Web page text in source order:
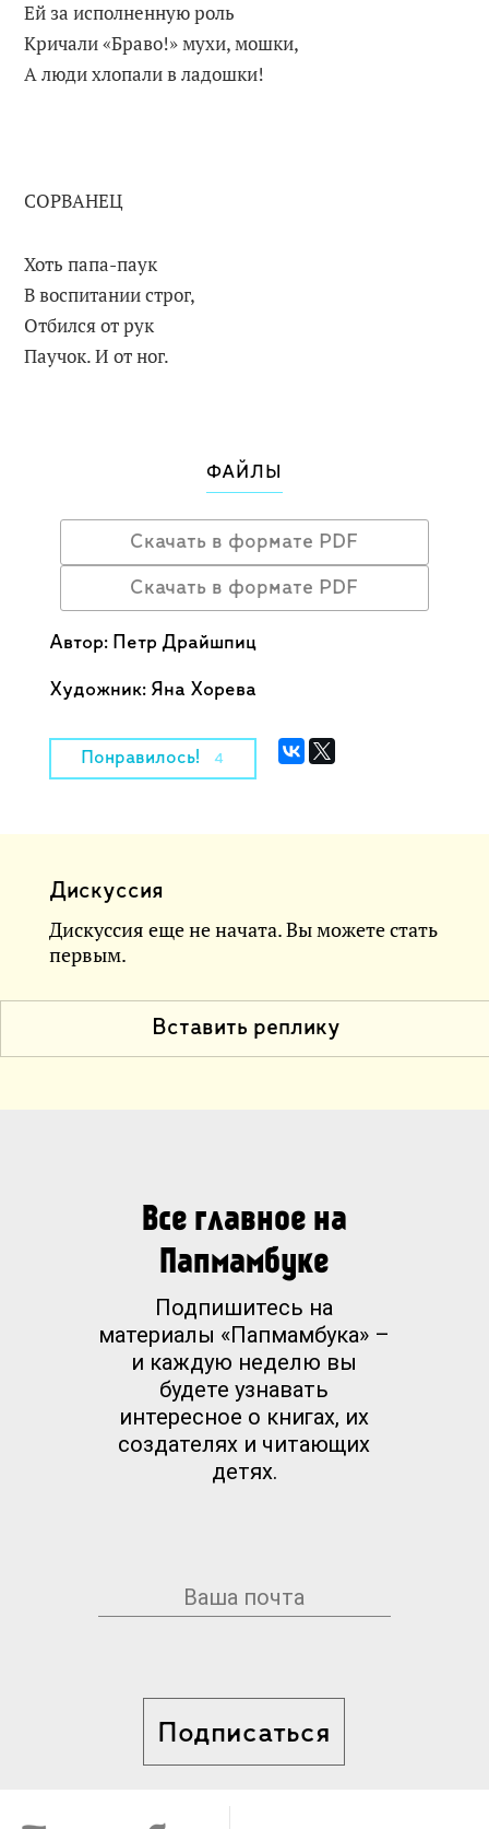
Ей за исполненную роль
Кричали «Браво!» мухи, мошки,
А люди хлопали в ладошки!
СОРВАНЕЦ
Хоть папа-паук
В воспитании строг,
Отбился от рук
Паучок. И от ног.
ФАЙЛЫ
Скачать в формате PDF
Скачать в формате PDF
Автор: Петр Драйшпиц
Художник: Яна Хорева
Понравилось! 4
Дискуссия
Дискуссия еще не начата. Вы можете стать
первым.
Вставить реплику
Все главное на
Папмамбуке
Подпишитесь на
материалы «Папмамбука» –
и каждую неделю вы
будете узнавать
интересное о книгах, их
создателях и читающих
детях.
Подписаться